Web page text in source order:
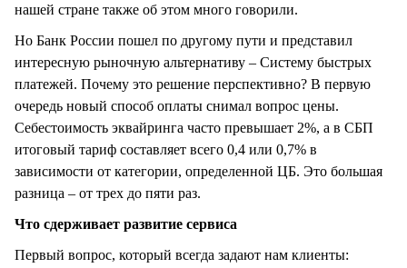
нашей стране также об этом много говорили.
Но Банк России пошел по другому пути и представил
интересную рыночную альтернативу – Систему быстрых
платежей. Почему это решение перспективно? В первую
очередь новый способ оплаты снимал вопрос цены.
Себестоимость эквайринга часто превышает 2%, а в СБП
итоговый тариф составляет всего 0,4 или 0,7% в
зависимости от категории, определенной ЦБ. Это большая
разница – от трех до пяти раз.
Что сдерживает развитие сервиса
Первый вопрос, который всегда задают нам клиенты: